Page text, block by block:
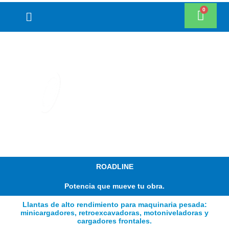
Menú
ROADLINE
Potencia que mueve tu obra.
Llantas de alto rendimiento para maquinaria pesada:
minicargadores, retroexcavadoras, motoniveladoras y
cargadores frontales.